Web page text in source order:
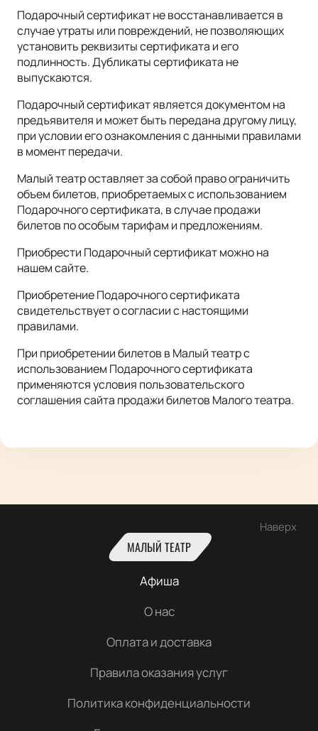
Подарочный сертификат не восстанавливается в
случае утраты или повреждений, не позволяющих
установить реквизиты сертификата и его
подлинность. Дубликаты сертификата не
выпускаются.
Подарочный сертификат является документом на
предъявителя и может быть передана другому лицу,
при условии его ознакомления с данными правилами
в момент передачи.
Малый театр оставляет за собой право ограничить
объем билетов, приобретаемых с использованием
Подарочного сертификата, в случае продажи
билетов по особым тарифам и предложениям.
Приобрести Подарочный сертификат можно на
нашем сайте.
Приобретение Подарочного сертификата
свидетельствует о согласии с настоящими
правилами.
При приобретении билетов в Малый театр с
использованием Подарочного сертификата
применяются условия пользовательского
соглашения сайта продажи билетов Малого театра.
Наверх
МАЛЫЙ ТЕАТР
Афиша
О нас
Оплата и доставка
Правила оказания услуг
Политика конфиденциальности